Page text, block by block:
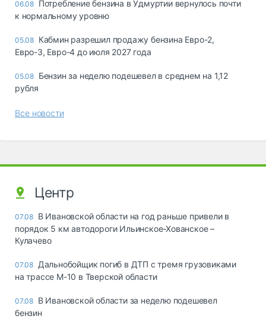
06.08 Потребление бензина в Удмуртии вернулось почти
к нормальному уровню
05.08 Кабмин разрешил продажу бензина Евро-2,
Евро-3, Евро-4 до июля 2027 года
05.08 Бензин за неделю подешевел в среднем на 1,12
рубля
Все новости
Центр
07.08 В Ивановской области на год раньше привели в
порядок 5 км автодороги Ильинское-Хованское –
Кулачево
07.08 Дальнобойщик погиб в ДТП с тремя грузовиками
на трассе М-10 в Тверской области
07.08 В Ивановской области за неделю подешевел
бензин